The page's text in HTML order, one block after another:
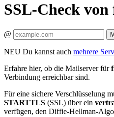
SSL-Check
@
NEU Du kannst auch mehrere
Erfahre hier, ob die Mailserver für
Verbindung erreichbar sind.
Für eine sichere Verschlüsselung
STARTTLS (SSL) über ein
verfügen, den Diffie-Hellman-